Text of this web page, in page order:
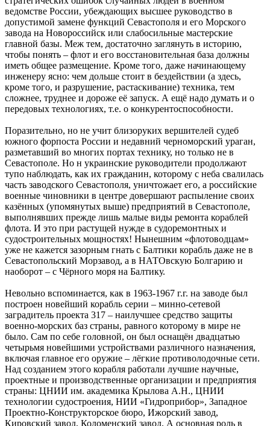
ведомстве России, убеждающих высшее руководство в
допустимой замене функций Севастополя и его Морского
завода на Новороссийск или слабосильные мастерские
главной базы. Меж тем, достаточно заглянуть в историю,
чтобы понять – флот и его восстановительная база должны
иметь общее размещение. Кроме того, даже начинающему
инженеру ясно: чем дольше стоит в бездействии (а здесь,
кроме того, и разрушение, растаскивание) техника, тем
сложнее, труднее и дороже её запуск. А ещё надо думать и о
передовых технологиях, т.е. о конкурентоспособности.
Поразительно, но не учит близоруких вершителей судеб
южного форпоста России и недавний черноморский ураган,
разметавший во многих портах технику, но только не в
Севастополе. Но н украинские руководители продолжают
тупо наблюдать, как их гражданин, которому с неба свалилась
часть заводского Севастополя, уничтожает его, а российские
военные чиновники в центре довершают распыление своих
казённых (упомянутых выше) предприятий в Севастополе,
выполнявших прежде лишь малые виды ремонта кораблей
флота. И это при растущей нужде в судоремонтных и
судостроительных мощностях! Нынешним «флотоводцам»
уже не кажется зазорным гнать с Балтики корабль даже не в
Севастопольский Морзавод, а в НАТОвскую Болгарию и
наоборот – с Чёрного моря на Балтику.
Невольно вспоминается, как в 1963-1967 г.г. на заводе был
построен новейший корабль серии – минно-сетевой
заградитель проекта 317 – наилучшее средство защиты
военно-морских баз страны, равного которому в мире не
было. Сам по себе головной, он был оснащён двадцатью
четырьмя новейшими устройствами различного назначения,
включая главное его оружие – лёгкие противолодочные сети.
Над созданием этого корабля работали лучшие научные,
проектные и производственные организации и предприятия
страны: ЦНИИ им. академика Крылова А.Н., ЦНИИ
технологии судостроения, НИИ «Гидроприбор», Западное
Проектно-Конструкторское бюро, Ижорский завод,
Кировский завод, Коломенский завод. А основная роль в